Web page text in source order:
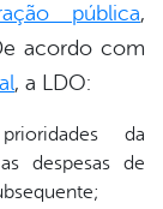
pública,
acordo com
, a LDO:
da
despesas de